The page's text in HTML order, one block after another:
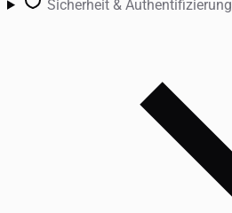
Sicherheit & Authentifizierung